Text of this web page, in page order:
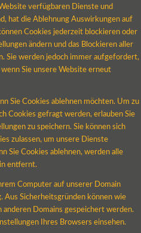
verfügbaren Dienste und
hat die Ablehnung Auswirkungen auf
Cookies jederzeit blockieren oder
ändern und das Blockieren aller
Sie werden jedoch immer aufgefordert,
Sie unsere Website erneut
Sie Cookies ablehnen möchten. Um zu
Cookies gefragt werden, erlauben Sie
zu speichern. Sie können sich
zulassen, um unsere Dienste
Sie Cookies ablehnen, werden alle
entfernt.
Computer auf unserer Domain
Aus Sicherheitsgründen können wie
anderen Domains gespeichert werden.
Ihres Browsers einsehen.